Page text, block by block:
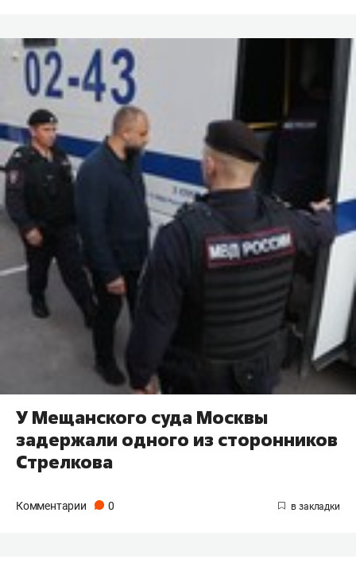
У Мещанского суда Москвы
задержали одного из сторонников
Стрелкова
Комментарии 0